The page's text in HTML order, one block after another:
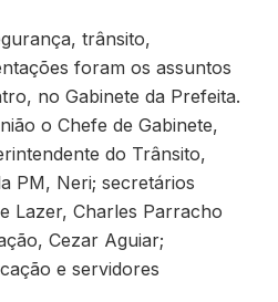
trânsito,
foram os assuntos
no Gabinete da Prefeita.
o Chefe de Gabinete,
do Trânsito,
PM, Neri; secretários
Lazer, Charles Parracho
Cezar Aguiar;
e servidores